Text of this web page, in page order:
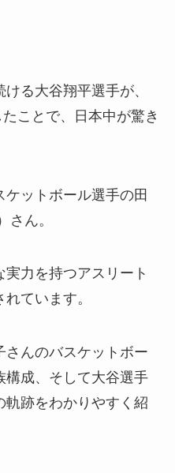
る大谷翔平選手が、
ことで、日本中が驚き
ットボール選手の田
さん。
力を持つアスリート
ています。
さんのバスケットボー
構成、そして大谷選手
軌跡をわかりやすく紹